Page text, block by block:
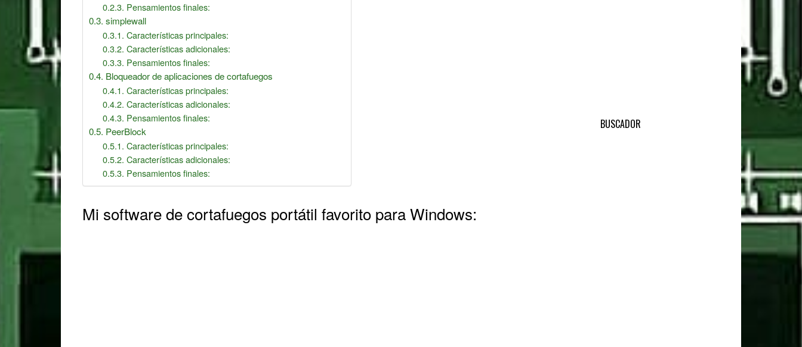
Pensamientos finales:
simplewall
Características principales:
Características adicionales:
Pensamientos finales:
Bloqueador de aplicaciones de cortafuegos
Características principales:
Características adicionales:
Pensamientos finales:
PeerBlock
Características principales:
Características adicionales:
Pensamientos finales:
Mi software de cortafuegos portátil favorito para Windows:
BUSCADOR